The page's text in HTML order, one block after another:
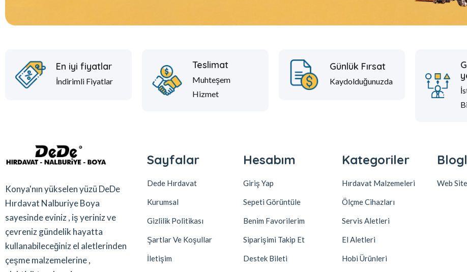
En iyi fiyatlar
İndirimli Fiyatlar
Teslimat
Muhteşem
Hizmet
Günlük Fırsat
Kaydolduğunuzda
Konya'nın yükselen yüzü DeDe
Hırdavat Nalburiye Boya
sayesinde eviniz , iş yeriniz ve
çevreniz gündelik hayatta
kullanabileceğiniz el aletlerinden
çeşme malzemelerine ,
Sayfalar
Dede Hırdavat
Kurumsal
Gizlilik Politikası
Şartlar Ve Koşullar
İletişim
Hesabım
Giriş Yap
Sepeti Görüntüle
Benim Favorilerim
Siparişimi Takip Et
Destek Bileti
Kategoriler
Hırdavat Malzemeleri
Ölçme Cihazları
Servis Aletleri
El Aletleri
Hobi Ürünleri
Web